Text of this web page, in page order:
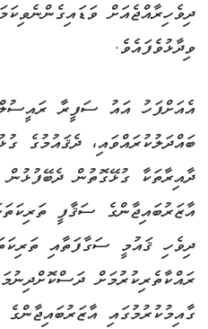
ދިވެހިރާއްޖެއަށް
ވިދާޅުވެފައެވެ.
އެއަށްފަހު އައު ސަފީރާ
ބައްދަލުކުރައްވައި، ދެޤައުމުގެ
ދާއިރާތަކާ ގުޅޭގޮތުން
އާޒަރުބައިޖާންގެ ސަޤާފީ
ދިވެހި ޤައުމީ ސަގާފަތާއި
ރައްކާތެރިކުރުމަށް
ގާއިމުކުރުމުގައި